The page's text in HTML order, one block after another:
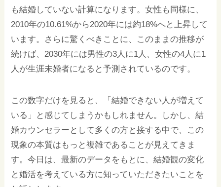
も結婚していない計算になります。女性も同様に、
2010年の10.61%から2020年には約18%へと上昇して
います。さらに驚くべきことに、このままの推移が
続けば、2030年には男性の3人に1人、女性の4人に1
人が生涯未婚者になると予測されているのです。
この数字だけを見ると、「結婚できない人が増えて
いる」と感じてしまうかもしれません。しかし、結
婚カウンセラーとして多くの方と接する中で、この
現象の本質はもっと複雑であることが見えてきま
す。今日は、最新のデータをもとに、結婚観の変化
と婚活を考えている方に知っていただきたいことを